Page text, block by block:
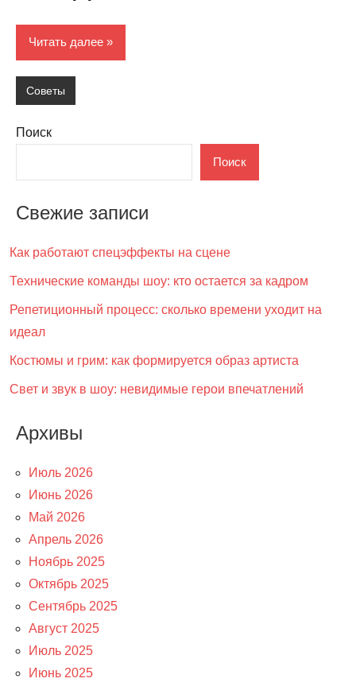
Читать далее
Советы
Поиск
Поиск
Свежие записи
Как работают спецэффекты на сцене
Технические команды шоу: кто остается за кадром
Репетиционный процесс: сколько времени уходит на
идеал
Костюмы и грим: как формируется образ артиста
Свет и звук в шоу: невидимые герои впечатлений
Архивы
Июль 2026
Июнь 2026
Май 2026
Апрель 2026
Ноябрь 2025
Октябрь 2025
Сентябрь 2025
Август 2025
Июль 2025
Июнь 2025